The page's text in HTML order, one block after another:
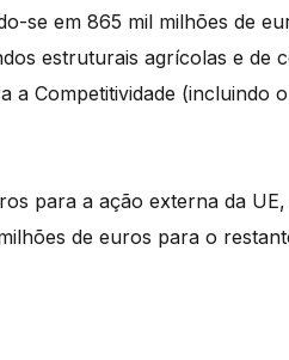
se em 865 mil milhões de
estruturais agrícolas e de
a Competitividade (incluindo
para a ação externa da
de euros para o